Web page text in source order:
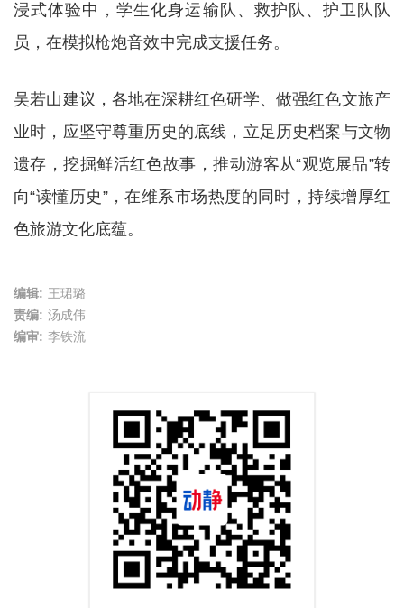
浸式体验中，学生化身运输队、救护队、护卫队队
员，在模拟枪炮音效中完成支援任务。
吴若山建议，各地在深耕红色研学、做强红色文旅产
业时，应坚守尊重历史的底线，立足历史档案与文物
遗存，挖掘鲜活红色故事，推动游客从“观览展品”转
向“读懂历史”，在维系市场热度的同时，持续增厚红
色旅游文化底蕴。
编辑: 王珺璐
责编: 汤成伟
编审: 李铁流